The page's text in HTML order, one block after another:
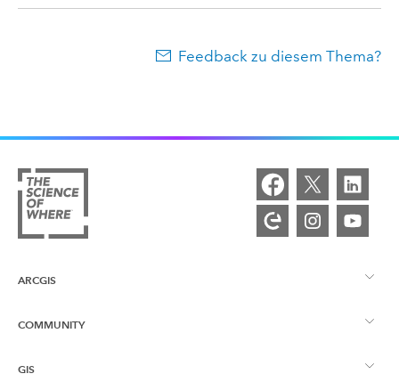
Feedback zu diesem Thema?
ARCGIS
ArcGIS – Überblick
Kartenerstellung
COMMUNITY
Esri Community
GIS